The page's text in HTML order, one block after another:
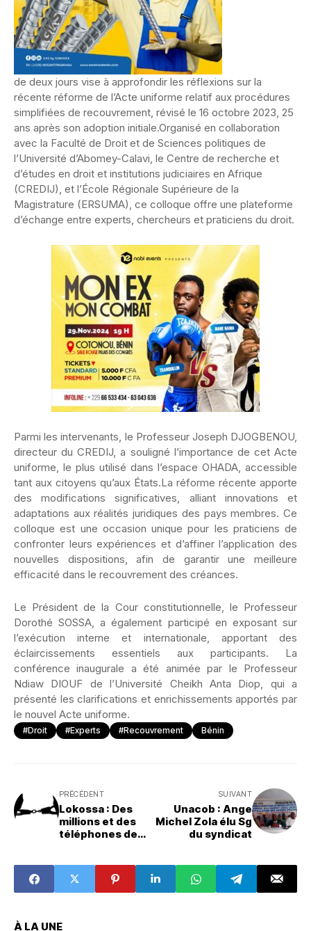
de deux jours vise à approfondir les réflexions sur la
récente réforme de l’Acte uniforme relatif aux procédures
simplifiées de recouvrement, révisé le 16 octobre 2023, 25
ans après son adoption initiale.Organisé en collaboration
avec la Faculté de Droit et de Sciences politiques de
l’Université d’Abomey-Calavi, le Centre de recherche et
d’études en droit et institutions judiciaires en Afrique
(CREDIJ), et l’École Régionale Supérieure de la
Magistrature (ERSUMA), ce colloque offre une plateforme
d’échange entre experts, chercheurs et praticiens du droit.
Parmi les intervenants, le Professeur Joseph DJOGBENOU,
directeur du CREDIJ, a souligné l’importance de cet Acte
uniforme, le plus utilisé dans l’espace OHADA, accessible
tant aux citoyens qu’aux États.La réforme récente apporte
des modifications significatives, alliant innovations et
adaptations aux réalités juridiques des pays membres. Ce
colloque est une occasion unique pour les praticiens de
confronter leurs expériences et d’affiner l’application des
nouvelles dispositions, afin de garantir une meilleure
efficacité dans le recouvrement des créances.
Le Président de la Cour constitutionnelle, le Professeur
Dorothé SOSSA, a également participé en exposant sur
l’exécution interne et internationale, apportant des
éclaircissements essentiels aux participants. La
conférence inaugurale a été animée par le Professeur
Ndiaw DIOUF de l’Université Cheikh Anta Diop, qui a
présenté les clarifications et enrichissements apportés par
le nouvel Acte uniforme.
#Droit #Experts #Recouvrement Bénin
PRÉCÉDENT
Lokossa : Des
millions et des
téléphones de
cybercriminel
SUIVANT
Unacob : Ange
Michel Zola élu Sg
du syndicat
À LA UNE